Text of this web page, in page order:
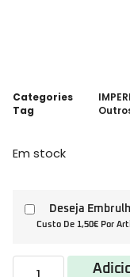
Categories
Tag
Em stock
Deseja
Custo De 1,50€ Por